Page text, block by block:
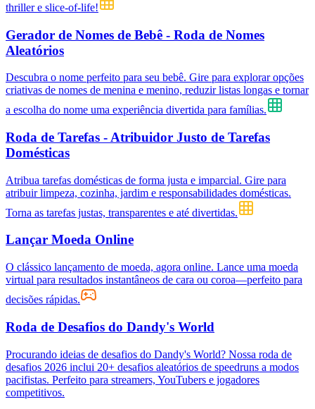
thriller e slice-of-life!
Gerador de Nomes de Bebê - Roda de Nomes
Aleatórios
Descubra o nome perfeito para seu bebê. Gire para explorar opções
criativas de nomes de menina e menino, reduzir listas longas e tornar
a escolha do nome uma experiência divertida para famílias.
Roda de Tarefas - Atribuidor Justo de Tarefas
Domésticas
Atribua tarefas domésticas de forma justa e imparcial. Gire para
atribuir limpeza, cozinha, jardim e responsabilidades domésticas.
Torna as tarefas justas, transparentes e até divertidas.
Lançar Moeda Online
O clássico lançamento de moeda, agora online. Lance uma moeda
virtual para resultados instantâneos de cara ou coroa—perfeito para
decisões rápidas.
Roda de Desafios do Dandy's World
Procurando ideias de desafios do Dandy's World? Nossa roda de
desafios 2026 inclui 20+ desafios aleatórios de speedruns a modos
pacifistas. Perfeito para streamers, YouTubers e jogadores
competitivos.